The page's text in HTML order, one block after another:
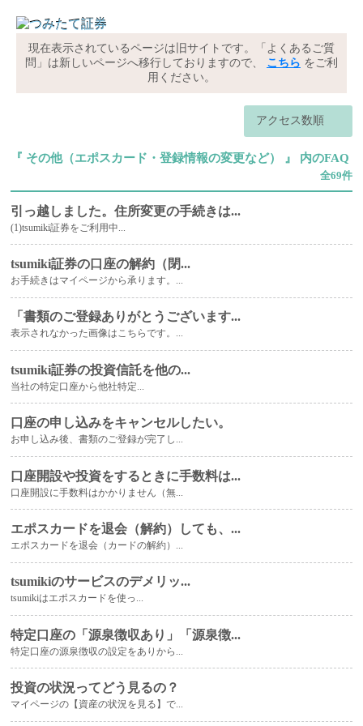
現在表示されているページは旧サイトです。「よくあるご質
問」は新しいページへ移行しておりますので、 こちら をご利
用ください。
アクセス数順
『 その他（エポスカード・登録情報の変更など） 』 内のFAQ
全69件
引っ越しました。住所変更の手続きは...
(1)tsumiki証券をご利用中...
tsumiki証券の口座の解約（閉...
お手続きはマイページから承ります。...
「書類のご登録ありがとうございます...
表示されなかった画像はこちらです。...
tsumiki証券の投資信託を他の...
当社の特定口座から他社特定...
口座の申し込みをキャンセルしたい。
お申し込み後、書類のご登録が完了し...
口座開設や投資をするときに手数料は...
口座開設に手数料はかかりません（無...
エポスカードを退会（解約）しても、...
エポスカードを退会（カードの解約）...
tsumikiのサービスのデメリッ...
tsumikiはエポスカードを使っ...
特定口座の「源泉徴収あり」「源泉徴...
特定口座の源泉徴収の設定をありから...
投資の状況ってどう見るの？
マイページの【資産の状況を見る】で...